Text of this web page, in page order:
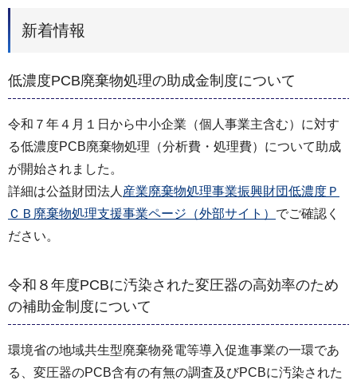
新着情報
低濃度PCB廃棄物処理の助成金制度について
令和７年４月１日から中小企業（個人事業主含む）に対す
る低濃度PCB廃棄物処理（分析費・処理費）について助成
が開始されました。
詳細は公益財団法人 産業廃棄物処理事業振興財団低濃度Ｐ
ＣＢ廃棄物処理支援事業ページ（外部サイト） でご確認く
ださい。
令和８年度PCBに汚染された変圧器の高効率のため
の補助金制度について
環境省の地域共生型廃棄物発電等導入促進事業の一環であ
る、変圧器のPCB含有の有無の調査及びPCBに汚染された